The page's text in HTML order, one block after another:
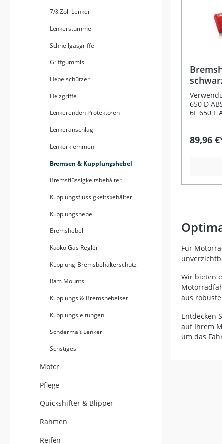
7/8 Zoll Lenker
Lenkerstummel
Schnellgasgriffe
Griffgummis
Hebelschützer
Heizgriffe
Lenkerenden Protektoren
Lenkeranschlag
Lenkerklemmen
Bremsen & Kupplungshebel
Bremsflüssigkeitsbehälter
Kupplungsflüssigkeitsbehälter
Kupplungshebel
Bremshebel
Kaoko Gas Regler
Kupplung-Bremsbehälterschutz
Ram Mounts
Kupplungs & Bremshebelset
Kupplungsleitungen
Sondermaß Lenker
Sonstiges
Motor
Pflege
Quickshifter & Blipper
Rahmen
Reifen
für
650 D
6F 650 F
12-15
gefertigt
Qualität,
auch im
Kontrolle
geeignet
legen. Kompakte kurze Version für
mm) Edle schwarze Farbe mit
89,96
Für
Wir bieten
aus
Entdecken
auf Ihrem
um das